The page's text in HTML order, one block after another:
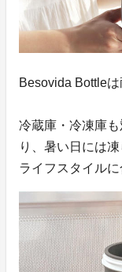
Besovida Bottle
冷蔵庫・冷凍庫
り、暑い日には
ライフスタイル